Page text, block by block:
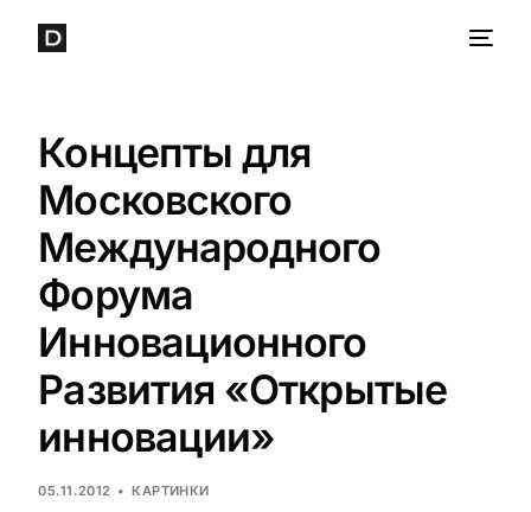
Концепты для
Московского
Международного
Форума
Инновационного
Развития «Открытые
инновации»
05.11.2012 КАРТИНКИ